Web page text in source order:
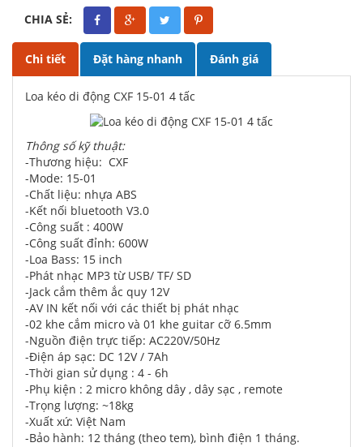
CHIA SẺ:
Chi tiết Đặt hàng nhanh Đánh giá
Loa kéo di động CXF 15-01 4 tấc
Thông số kỹ thuật:
-Thương hiệu: CXF
-Mode: 15-01
-Chất liệu: nhựa ABS
-Kết nối bluetooth V3.0
-Công suất : 400W
-Công suất đỉnh: 600W
-Loa Bass: 15 inch
-Phát nhạc MP3 từ USB/ TF/ SD
-Jack cắm thêm ắc quy 12V
-AV IN kết nối với các thiết bị phát nhạc
-02 khe cắm micro và 01 khe guitar cỡ 6.5mm
-Nguồn điện trực tiếp: AC220V/50Hz
-Điện áp sạc: DC 12V / 7Ah
-Thời gian sử dụng : 4 - 6h
-Phụ kiện : 2 micro không dây , dây sạc , remote
-Trọng lượng: ~18kg
-Xuất xứ: Việt Nam
-Bảo hành: 12 tháng (theo tem), bình điện 1 tháng.